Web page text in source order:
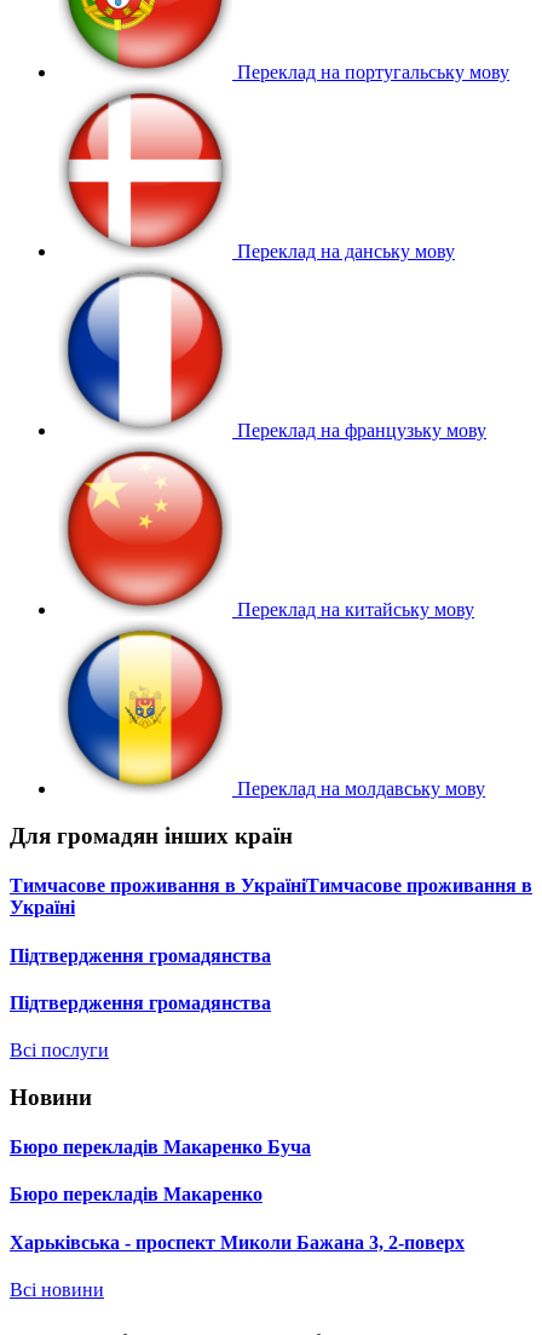
Переклад на португальську мову
Переклад на данську мову
Переклад на французьку мову
Переклад на китайську мову
Переклад на молдавську мову
Для громадян інших країн
Тимчасове проживання в УкраїніТимчасове проживання в
Україні
Підтвердження громадянства
Підтвердження громадянства
Всі послуги
Новини
Бюро перекладів Макаренко Буча
Бюро перекладів Макаренко
Харьківська - проспект Миколи Бажана 3, 2-поверх
Всі новини